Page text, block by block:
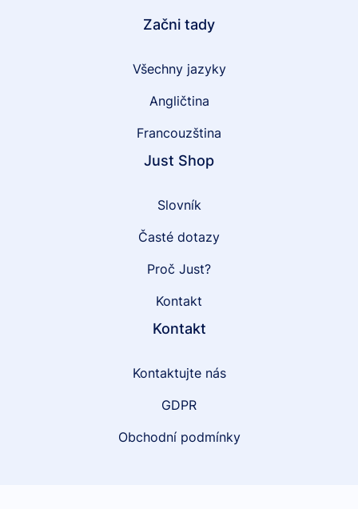
Začni tady
Všechny jazyky
Angličtina
Francouzština
Just Shop
Slovník
Časté dotazy
Proč Just?
Kontakt
Kontakt
Kontaktujte nás
GDPR
Obchodní podmínky